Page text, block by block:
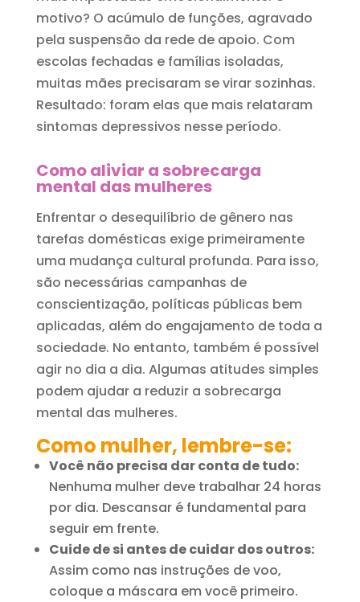
motivo? O acúmulo de funções, agravado
pela suspensão da rede de apoio. Com
escolas fechadas e famílias isoladas,
muitas mães precisaram se virar sozinhas.
Resultado: foram elas que mais relataram
sintomas depressivos nesse período.
Como aliviar a sobrecarga
mental das mulheres
Enfrentar o desequilíbrio de gênero nas
tarefas domésticas exige primeiramente
uma mudança cultural profunda. Para isso,
são necessárias campanhas de
conscientização, políticas públicas bem
aplicadas, além do engajamento de toda a
sociedade. No entanto, também é possível
agir no dia a dia. Algumas atitudes simples
podem ajudar a reduzir a sobrecarga
mental das mulheres.
Como mulher, lembre-se:
Você não precisa dar conta de tudo:
Nenhuma mulher deve trabalhar 24 horas
por dia. Descansar é fundamental para
seguir em frente.
Cuide de si antes de cuidar dos outros:
Assim como nas instruções de voo,
coloque a máscara em você primeiro.